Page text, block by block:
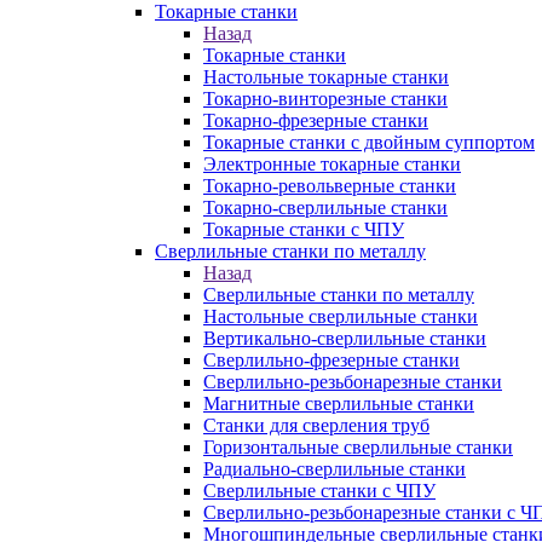
Токарные станки
Назад
Токарные станки
Настольные токарные станки
Токарно-винторезные станки
Токарно-фрезерные станки
Токарные станки с двойным суппортом
Электронные токарные станки
Токарно-револьверные станки
Токарно-сверлильные станки
Токарные станки с ЧПУ
Сверлильные станки по металлу
Назад
Сверлильные станки по металлу
Настольные сверлильные станки
Вертикально-сверлильные станки
Сверлильно-фрезерные станки
Сверлильно-резьбонарезные станки
Магнитные сверлильные станки
Станки для сверления труб
Горизонтальные сверлильные станки
Радиально-сверлильные станки
Сверлильные станки с ЧПУ
Сверлильно-резьбонарезные станки с
Многошпиндельные сверлильные